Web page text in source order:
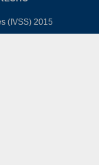
(IVSS) 2015